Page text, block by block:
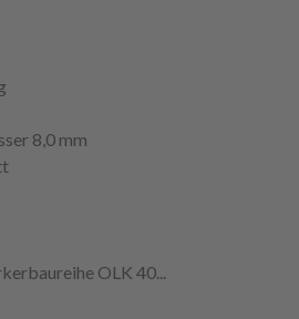
8,0 mm
OLK 40...